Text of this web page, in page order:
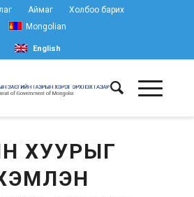
Аймаг
Холбоо барих
Mongolian
English
ХУУРЫГ